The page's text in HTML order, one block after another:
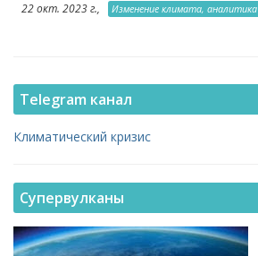
22 окт. 2023 г., Изменение климата, аналитика
Telegram канал
Климатический кризис
Супервулканы